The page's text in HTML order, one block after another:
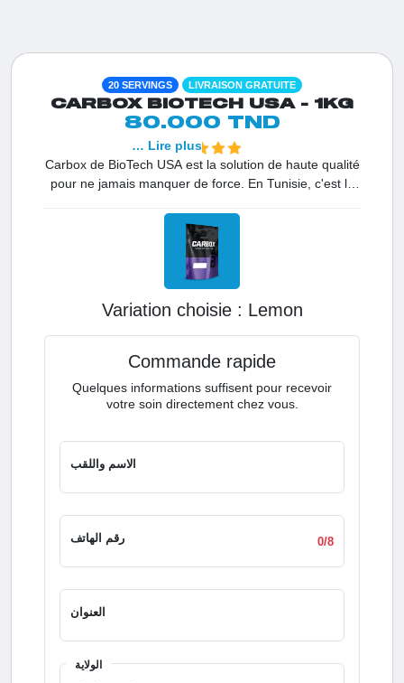
20 SERVINGS LIVRAISON GRATUITE
CARBOX BIOTECH USA - 1KG
80.000 TND
Carbox de BioTech USA est la solution de haute qualité
pour ne jamais manquer de force. En Tunisie, c'est le
pour une recharge glycogénique précise. Grâce à ses
5 sources de glucides à vitesses d'absorption variées,
il assure une absorption optimale pour garantir une
performance maximale du début à la fin de votre
… Lire plus
Variation choisie : lemon
Commande rapide
Quelques informations suffisent pour recevoir
votre soin directement chez vous.
الاسم واللقب
رقم الهاتف 0/8
العنوان
الولاية